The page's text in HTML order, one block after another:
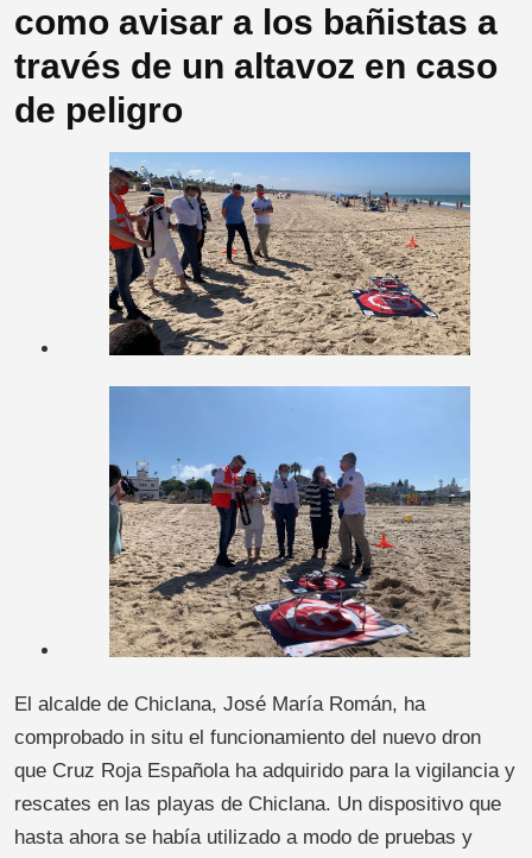
como avisar a los bañistas a
través de un altavoz en caso
de peligro
El alcalde de Chiclana, José María Román, ha
comprobado in situ el funcionamiento del nuevo dron
que Cruz Roja Española ha adquirido para la vigilancia y
rescates en las playas de Chiclana. Un dispositivo que
hasta ahora se había utilizado a modo de pruebas y